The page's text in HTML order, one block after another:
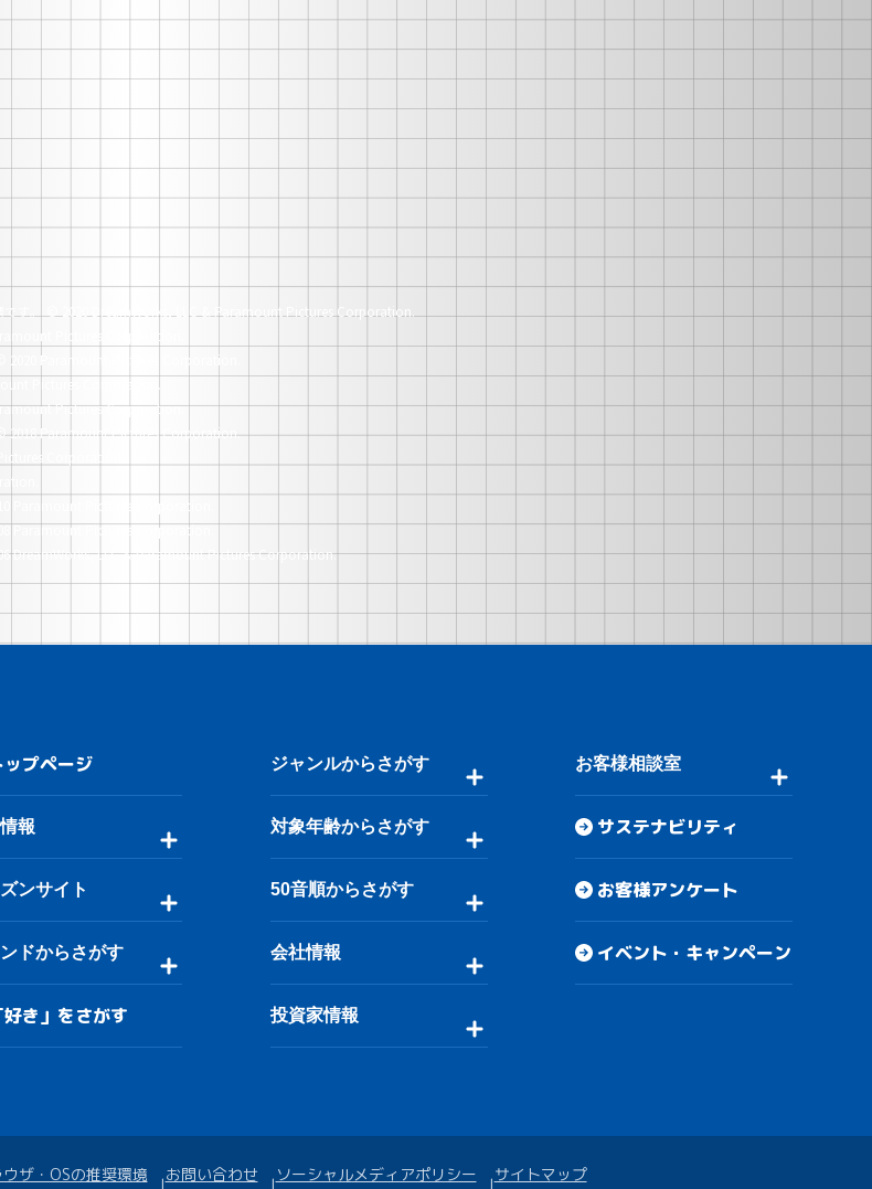
す。
© 2020 DreamWorks, LLC & Paramount Pictures Corporation.
Pictures Corporation.
2020 Paramount Pictures Corporation.
Pictures Corporation.
Pictures Corporation.
2018 Paramount Pictures Corporation.
Corporation.
Paramount Pictures Corporation.
Paramount Pictures Corporation.
DreamWorks, LLC & Paramount Pictures Corporation.
ップページ
報
ンサイト
ドからさがす
好き」をさがす
ジャンルからさがす
対象年齢からさがす
50音順からさがす
会社情報
投資家情報
お客様相談室
サステナビリティ
お客様アンケート
イベント・キャンペーン
ザ・OSの推奨環境 お問い合わせ ソーシャルメディアポリシー サイトマップ